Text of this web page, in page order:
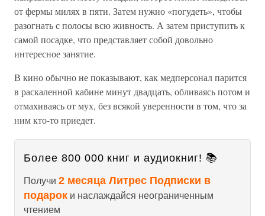
от фермы милях в пяти. Затем нужно «погудеть», чтобы
разогнать с полосы всю живность. А затем приступить к
самой посадке, что представляет собой довольно
интересное занятие.
В кино обычно не показывают, как медперсонал парится
в раскаленной кабине минут двадцать, обливаясь потом и
отмахиваясь от мух, без всякой уверенности в том, что за
ним кто-то приедет.
Более 800 000 книг и аудиокниг! 📚
Получи 2 месяца Литрес Подписки в
подарок и наслаждайся неограниченным
чтением